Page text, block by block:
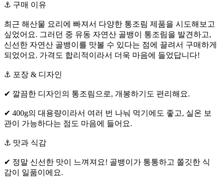
⚓ 구매 이유
최근 해산물 요리에 빠져서 다양한 통조림 제품을 시도해보고
싶었어요. 그러던 중 유동 자연산 골뱅이 통조림을 발견하고,
신선한 자연산 골뱅이를 맛볼 수 있다는 점에 끌려서 구매하게
되었어요. 가격도 합리적이라서 더욱 마음에 들었답니다!
⚓ 포장 & 디자인
✔ 깔끔한 디자인의 통조림으로, 개봉하기도 편리해요.
✔ 400g의 대용량이라서 여러 번 나눠 먹기에도 좋고, 실온 보
관이 가능하다는 점도 마음에 들어요.
⚓ 맛과 식감
✔ 정말 신선한 맛이 느껴져요! 골뱅이가 통통하고 쫄깃한 식
감이 일품이에요.